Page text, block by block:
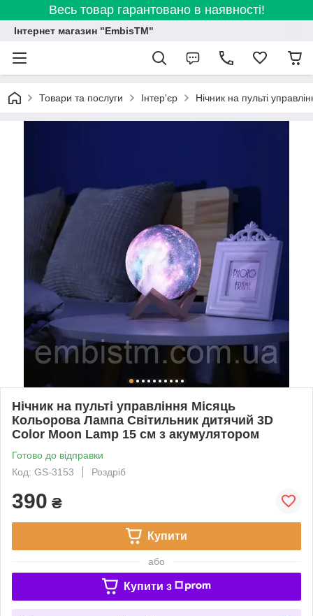
Весь товар гарантовано в наявності!
Інтернет магазин "EmbisTM"
Товари та послуги Інтер'єр Нічник на пульті
Нічник на пульті управління Місяць
Кольорова Лампа Світильник дитячий 3D
Color Moon Lamp 15 см з акумулятором
Готово до відправки
Код: GS-3153
Роздріб
390 ₴
Купити
або
Купити з